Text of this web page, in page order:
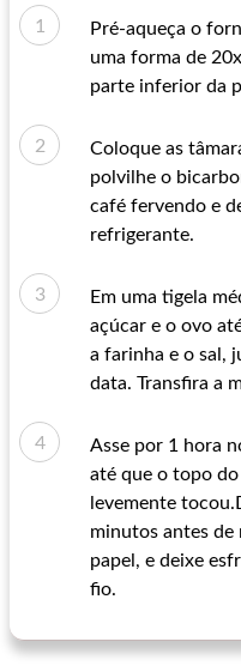
Pré-aqueça o
uma forma de
parte inferior da
Coloque as
polvilhe o
café fervendo e
refrigerante.
Em uma tigela
açúcar e o ovo
a farinha e o sal,
data. Transfira a
Asse por 1 hora
até que o topo
levemente
minutos antes de
papel, e deixe
fio.